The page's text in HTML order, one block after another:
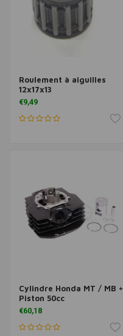
Roulement à aiguilles
12x17x13
€9,49
Cylindre Honda MT / MB +
Piston 50cc
€60,18